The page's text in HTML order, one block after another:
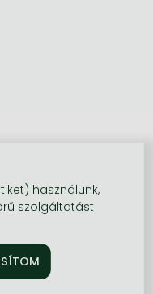
használunk,
szolgáltatást